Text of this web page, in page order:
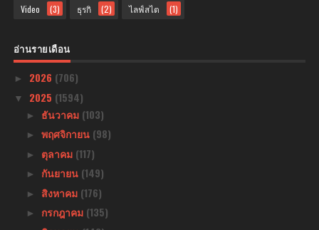
Video (3) ธุรกิ (2) ไลฟ์สไต (1)
อ่านรายเดือน
► 2026 (706)
▼ 2025 (1594)
► ธันวาคม (103)
► พฤศจิกายน (98)
► ตุลาคม (117)
► กันยายน (149)
► สิงหาคม (176)
► กรกฎาคม (135)